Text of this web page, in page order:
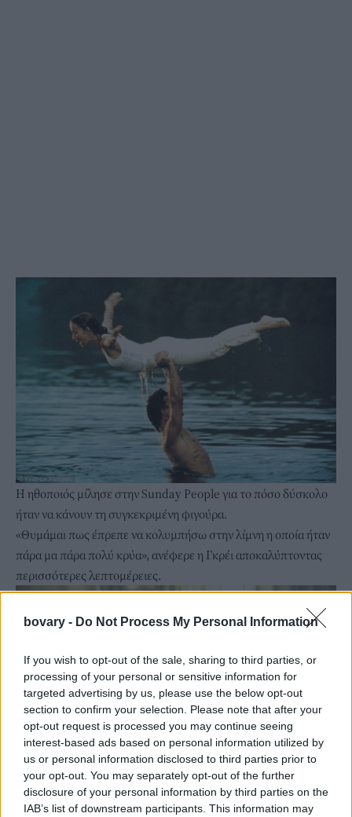
bovary - Do Not Process My Personal Information
If you wish to opt-out of the sale, sharing to third parties, or
processing of your personal or sensitive information for
targeted advertising by us, please use the below opt-out
section to confirm your selection. Please note that after your
opt-out request is processed you may continue seeing
interest-based ads based on personal information utilized by
us or personal information disclosed to third parties prior to
your opt-out. You may separately opt-out of the further
disclosure of your personal information by third parties on the
IAB’s list of downstream participants. This information may
Η ηθοποιός μίλησε στην Sunday People για το πόσο δύσκολο
ήταν να κάνουν τη συγκεκριμένη φιγούρα.
«Θυμάμαι πως έπρεπε να κολυμπήσω στην λίμνη η οποία ήταν
πάρα μα πάρα πολύ κρύα», ανέφερε η Γκρέι αποκαλύπτοντας
περισσότερες λεπτομέρειες.
«Πρέπει να είσαι πολύ νέος για να μπεις στην κρύα λίμνη και να
μείνεις για ώρα μέσα. Δεν ήταν τόσο καλό όσο φαινόταν και δεν